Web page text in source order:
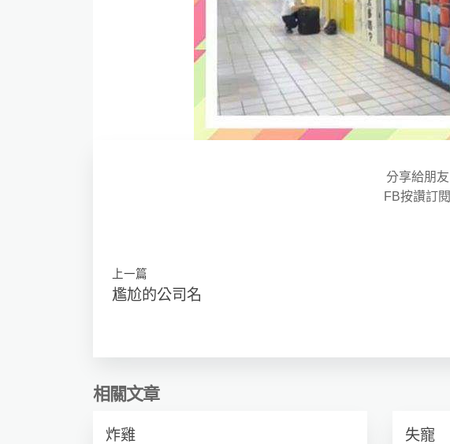
分享給朋友
FB按讚訂閱
上一篇
尷尬的公司名
相關文章
炸雞 失寵